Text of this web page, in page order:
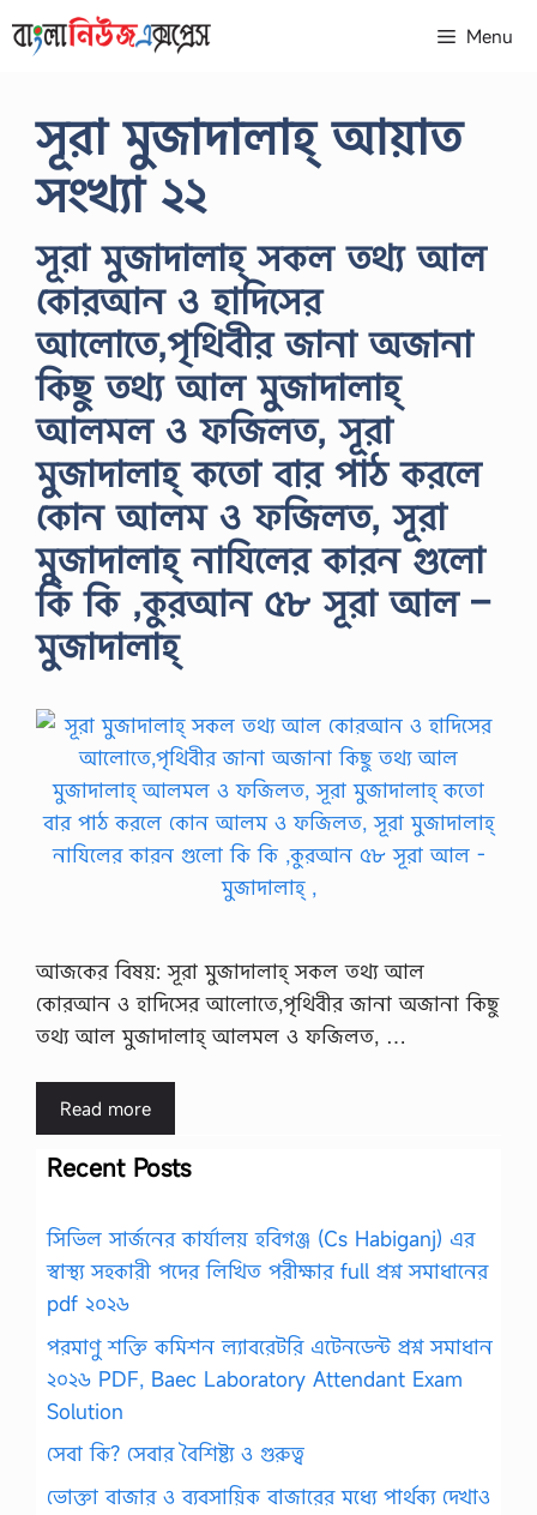
to
Menu
সূরা মুজাদালাহ্ আয়াত
সংখ্যা ২২
সূরা মুজাদালাহ্ সকল তথ্য আল
কোরআন ও হাদিসের
আলোতে,পৃথিবীর জানা অজানা
কিছু তথ্য আল মুজাদালাহ্
আলমল ও ফজিলত, সূরা
মুজাদালাহ্ কতো বার পাঠ করলে
কোন আলম ও ফজিলত, সূরা
মুজাদালাহ্ নাযিলের কারন গুলো
কি কি ,কুরআন ৫৮ সূরা আল –
মুজাদালাহ্
আজকের বিষয়: সূরা মুজাদালাহ্ সকল তথ্য আল
কোরআন ও হাদিসের আলোতে,পৃথিবীর জানা অজানা কিছু
তথ্য আল মুজাদালাহ্ আলমল ও ফজিলত, …
Read more
Recent Posts
সিভিল সার্জনের কার্যালয় হবিগঞ্জ (Cs Habiganj) এর
স্বাস্থ্য সহকারী পদের লিখিত পরীক্ষার full প্রশ্ন সমাধানের
pdf ২০২৬
পরমাণু শক্তি কমিশন ল্যাবরেটরি এটেনডেন্ট প্রশ্ন সমাধান
২০২৬ PDF, Baec Laboratory Attendant Exam
Solution
সেবা কি? সেবার বৈশিষ্ট্য ও গুরুত্ব
ভোক্তা বাজার ও ব্যবসায়িক বাজারের মধ্যে পার্থক্য দেখাও